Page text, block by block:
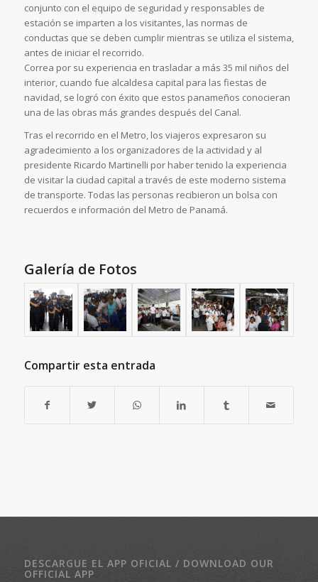
conjunto con el equipo de seguridad y responsables de
estación se imparten a los visitantes, las normas de
conductas que se deben cumplir mientras se utiliza el sistema,
antes de iniciar el recorrido.
Correa por su experiencia en trasladar a más 35 mil niños del
interior, cuando fue alcaldesa capital para las fiestas de
navidad, se logró con éxito que estos panameños conocieran
una de las obras más grandes después del Canal.
Tras el recorrido en el Metro, los viajeros expresaron su
agradecimiento a los organizadores de la actividad y al
presidente Ricardo Martinelli por haber tenido la experiencia
de visitar la ciudad capital a través de este moderno sistema
de transporte. Todas las personas recibieron un bolsa con
recuerdos e información del Metro de Panamá.
Galería de Fotos
Compartir esta entrada
DESCARGUE EL APP OFICIAL / DOWNLOAD OUR
OFFICIAL APP